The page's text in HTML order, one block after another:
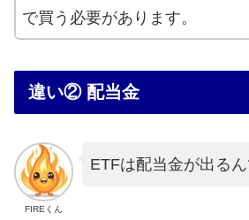
で買う必要があります。
違い② 配当金
FIREくん
ETFは配当金が出るん